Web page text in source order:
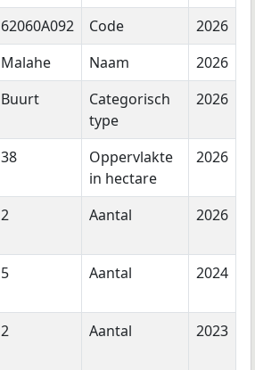
62060A092 Code
2026
Malahe Naam
2026
Buurt
Categorisch
type
2026
38
Oppervlakte
in hectare
2026
2 Aantal 2026
5 Aantal 2024
2 Aantal 2023